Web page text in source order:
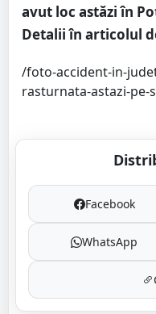
avut loc astăzi în
Detalii în articolul
/foto-accident-in-
rasturnata-astazi-pe-
Facebook
WhatsApp